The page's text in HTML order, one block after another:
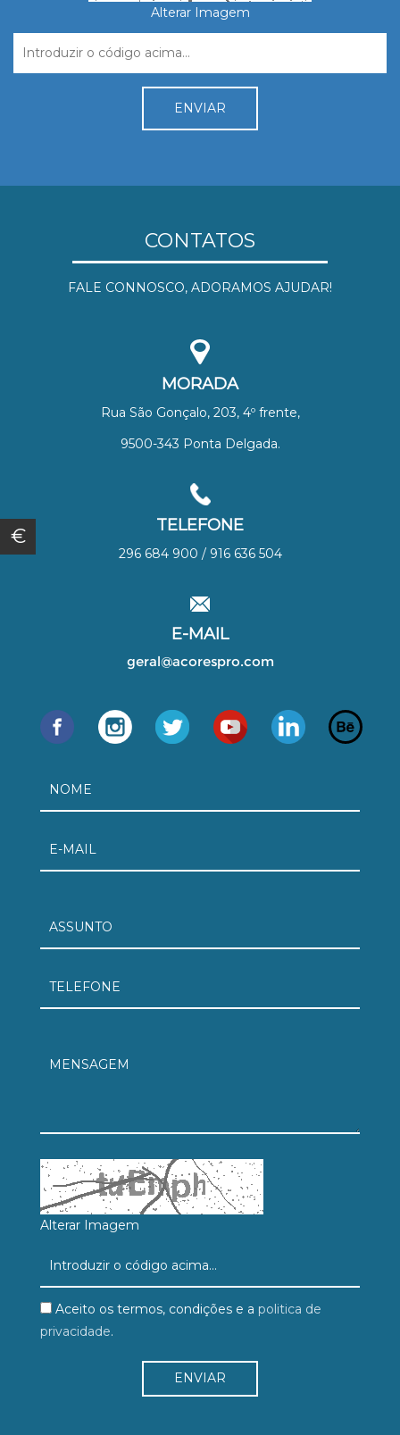
€
Alterar Imagem
CONTATOS
FALE CONNOSCO, ADORAMOS AJUDAR!
MORADA
Rua São Gonçalo, 203, 4º frente,
9500-343 Ponta Delgada.
TELEFONE
296 684 900 / 916 636 504
E-MAIL
Alterar Imagem
Aceito os termos, condições e a politica de
privacidade.